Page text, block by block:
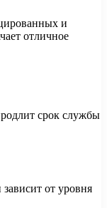
и
отличное
срок службы
от уровня